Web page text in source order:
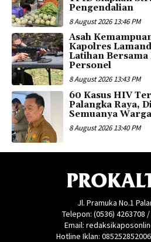
Pengendalian
8 August 2026 13:46 PM
Asah
Kapolres
Latihan Bersama
Personel
8 August 2026 13:43 PM
60 Kasus HIV
Palangka Raya,
Semuanya
8 August 2026 13:40 PM
Jl. Pramuka No.1
Telepon: (0536) 4263708
Email:
Hotline Iklan: